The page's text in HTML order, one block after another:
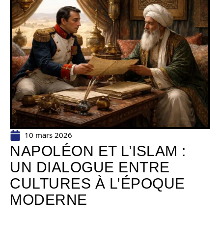
10 mars 2026
NAPOLÉON ET L’ISLAM :
UN DIALOGUE ENTRE
CULTURES À L’ÉPOQUE
MODERNE